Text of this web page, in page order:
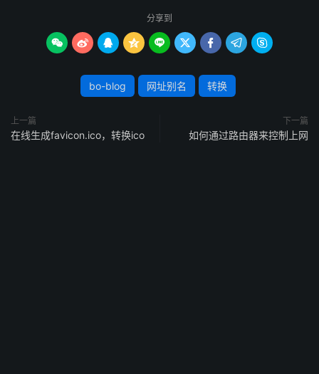
分享到
        
bo-blog 网址别名 转换
上一篇
在线生成favicon.ico，转换ico
下一篇
如何通过路由器来控制上网